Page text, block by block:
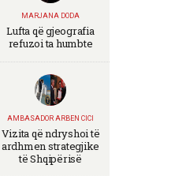
MARJANA DODA
Lufta që gjeografia
refuzoi ta humbte
AMBASADOR ARBEN CICI
Vizita që ndryshoi të
ardhmen strategjike
të Shqipërisë